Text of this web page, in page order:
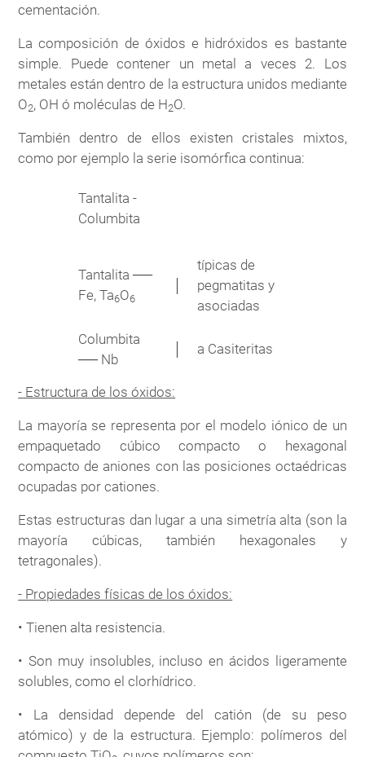
cementación.
La composición de óxidos e hidróxidos es bastante
simple. Puede contener un metal a veces 2. Los
metales están dentro de la estructura unidos mediante
O2, OH ó moléculas de H2O.
También dentro de ellos existen cristales mixtos,
como por ejemplo la serie isomórfica continua:
Tantalita -
Columbita
Tantalita ──
Fe, Ta6O6
típicas de
pegmatitas y
asociadas
Columbita
── Nb
a Casiteritas
- Estructura de los óxidos:
La mayoría se representa por el modelo iónico de un
empaquetado cúbico compacto o hexagonal
compacto de aniones con las posiciones octaédricas
ocupadas por cationes.
Estas estructuras dan lugar a una simetría alta (son la
mayoría cúbicas, también hexagonales y
tetragonales).
- Propiedades físicas de los óxidos:
• Tienen alta resistencia.
• Son muy insolubles, incluso en ácidos ligeramente
solubles, como el clorhídrico.
• La densidad depende del catión (de su peso
atómico) y de la estructura. Ejemplo: polímeros del